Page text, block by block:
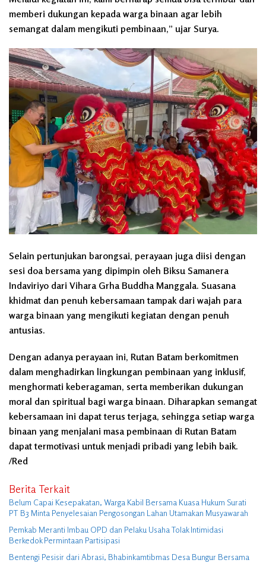
memberi dukungan kepada warga binaan agar lebih
semangat dalam mengikuti pembinaan,” ujar Surya.
Selain pertunjukan barongsai, perayaan juga diisi dengan
sesi doa bersama yang dipimpin oleh Biksu Samanera
Indaviriyo dari Vihara Grha Buddha Manggala. Suasana
khidmat dan penuh kebersamaan tampak dari wajah para
warga binaan yang mengikuti kegiatan dengan penuh
antusias.
Dengan adanya perayaan ini, Rutan Batam berkomitmen
dalam menghadirkan lingkungan pembinaan yang inklusif,
menghormati keberagaman, serta memberikan dukungan
moral dan spiritual bagi warga binaan. Diharapkan semangat
kebersamaan ini dapat terus terjaga, sehingga setiap warga
binaan yang menjalani masa pembinaan di Rutan Batam
dapat termotivasi untuk menjadi pribadi yang lebih baik.
/Red
Berita Terkait
Belum Capai Kesepakatan, Warga Kabil Bersama Kuasa Hukum Surati
PT B3 Minta Penyelesaian Pengosongan Lahan Utamakan Musyawarah
Pemkab Meranti Imbau OPD dan Pelaku Usaha Tolak Intimidasi
Berkedok Permintaan Partisipasi
Bentengi Pesisir dari Abrasi, Bhabinkamtibmas Desa Bungur Bersama